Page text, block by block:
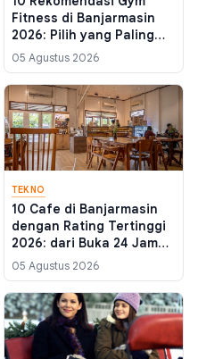
Fitness di Banjarmasin
2026: Pilih yang Paling
Pas untuk Targetmu
05 Agustus 2026
TEKNO
10 Cafe di Banjarmasin
dengan Rating Tertinggi
2026: dari Buka 24 Jam
hingga Hidden Gem
05 Agustus 2026